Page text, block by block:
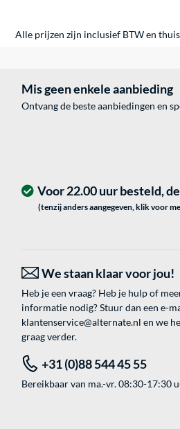
Alle prijzen zijn inclusief BTW en
Mis geen enkele aanbieding
Ontvang de beste aanbiedingen en
Voor 22.00 uur besteld,
(tenzij anders aangegeven, klik voor
We staan klaar voor jou!
Heb je een vraag? Heb je hulp of
informatie nodig? Stuur dan een e-
klantenservice@alternate.nl en we
graag verder.
+31 (0)88 544 45 55
Bereikbaar van ma.-vr. 08:30-17:30